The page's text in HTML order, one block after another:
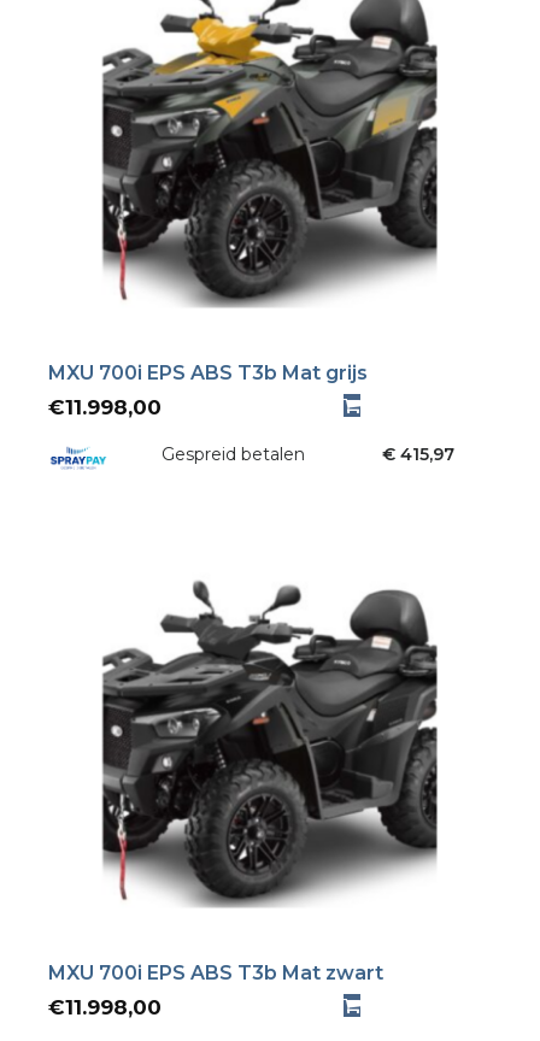
MXU 700i EPS ABS T3b Mat grijs
€11.998,00
Gespreid betalen € 415,97
MXU 700i EPS ABS T3b Mat zwart
€11.998,00